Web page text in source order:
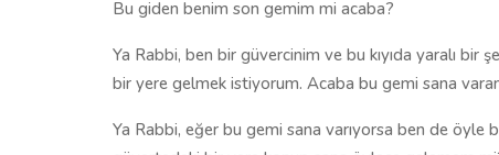
Bu giden benim son gemim mi acaba?
Ya Rabbi, ben bir güvercinim ve bu kıyıda yaralı bir
bir yere gelmek istiyorum. Acaba bu gemi sana
Ya Rabbi, eğer bu gemi sana varıyorsa ben de